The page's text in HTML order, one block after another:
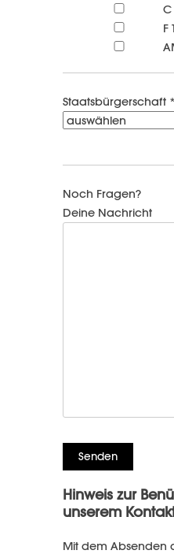
C
F
Staatsbürgerschaft *
Noch Fragen?
Deine Nachricht
Hinweis zur
unserem
Mit dem Absenden